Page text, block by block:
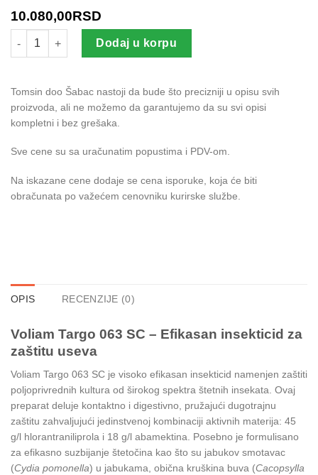
10.080,00RSD
Voliam Targo 063 SC 1 l količina
Dodaj u korpu
Tomsin doo Šabac nastoji da bude što precizniji u opisu svih
proizvoda, ali ne možemo da garantujemo da su svi opisi
kompletni i bez grešaka.
Sve cene su sa uračunatim popustima i PDV-om.
Na iskazane cene dodaje se cena isporuke, koja će biti
obračunata po važećem cenovniku kurirske službe.
OPIS RECENZIJE (0)
Voliam Targo 063 SC – Efikasan insekticid za
zaštitu useva
Voliam Targo 063 SC je visoko efikasan insekticid namenjen zaštiti
poljoprivrednih kultura od širokog spektra štetnih insekata. Ovaj
preparat deluje kontaktno i digestivno, pružajući dugotrajnu
zaštitu zahvaljujući jedinstvenoj kombinaciji aktivnih materija: 45
g/l hlorantraniliprola i 18 g/l abamektina. Posebno je formulisano
za efikasno suzbijanje štetočina kao što su jabukov smotavac
(Cydia pomonella) u jabukama, obična kruškina buva (Cacopsylla